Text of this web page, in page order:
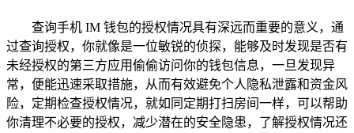
查询手机 IM 钱包的授权情况具有深远而重要的意义，通
过查询授权，你就像是一位敏锐的侦探，能够及时发现是否有
未经授权的第三方应用偷偷访问你的钱包信息，一旦发现异
常，便能迅速采取措施，从而有效避免个人隐私泄露和资金风
险，定期检查授权情况，就如同定期打扫房间一样，可以帮助
你清理不必要的授权，减少潜在的安全隐患，了解授权情况还